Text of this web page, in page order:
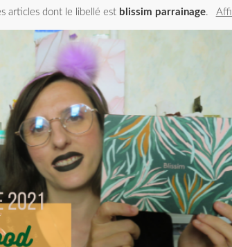
articles dont le libellé est blissim parrainage.